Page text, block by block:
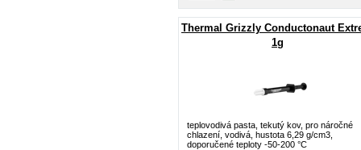
Thermal Grizzly Conductonaut
1g
teplovodivá pasta, tekutý kov, pro náročné
chlazení, vodivá, hustota 6,29 g/cm3,
doporučené teploty -50-200 °C